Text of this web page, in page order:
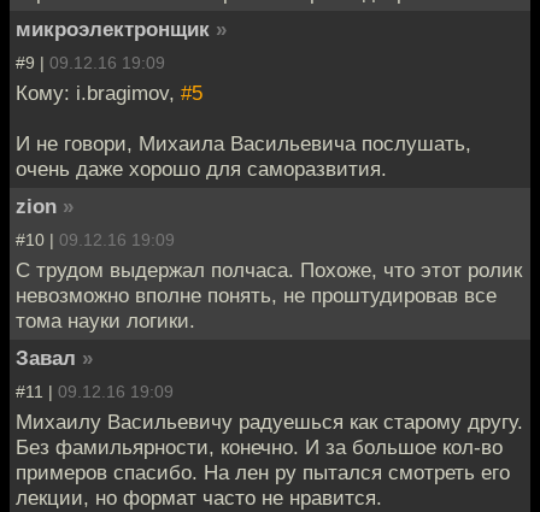
микроэлектронщик »
#9 | 09.12.16 19:09
Кому: i.bragimov, #5
И не говори, Михаила Васильевича послушать,
очень даже хорошо для саморазвития.
zion »
#10 | 09.12.16 19:09
С трудом выдержал полчаса. Похоже, что этот ролик
невозможно вполне понять, не проштудировав все
тома науки логики.
Завал »
#11 | 09.12.16 19:09
Михаилу Васильевичу радуешься как старому другу.
Без фамильярности, конечно. И за большое кол-во
примеров спасибо. На лен ру пытался смотреть его
лекции, но формат часто не нравится.